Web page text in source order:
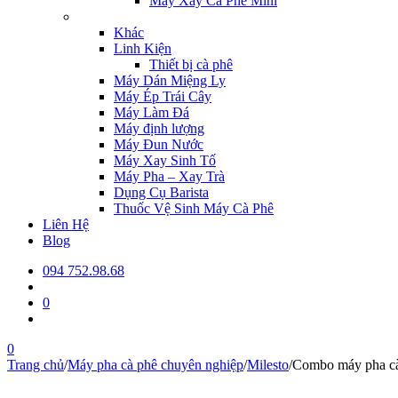
Khác
Linh Kiện
Thiết bị cà phê
Máy Dán Miệng Ly
Máy Ép Trái Cây
Máy Làm Đá
Máy định lượng
Máy Đun Nước
Máy Xay Sinh Tố
Máy Pha – Xay Trà
Dụng Cụ Barista
Thuốc Vệ Sinh Máy Cà Phê
Liên Hệ
Blog
094 752.98.68
0
0
Trang chủ/Máy pha cà phê chuyên nghiệp/Milesto/Combo máy pha